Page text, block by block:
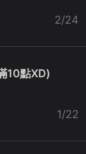
2/24
10點XD)
1/22